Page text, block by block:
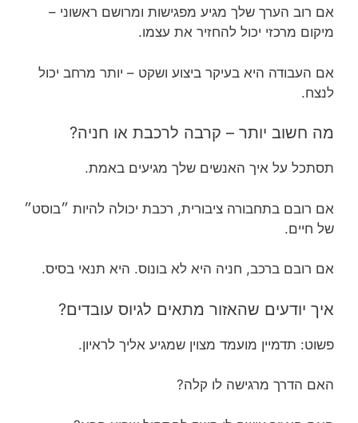
אם רוב הערך שלך מגיע מפגישות ומרושם ראשוני –
מיקום מרכזי יכול להחזיר את עצמו.
אם העבודה היא בעיקר ביצוע ושקט – יותר מרחב יכול
לנצח.
מה חשוב יותר – קרבה לרכבת או חניה?
תסתכל על איך האנשים שלך מגיעים באמת.
אם רובם בתחבורה ציבורית, רכבת יכולה להיות ״בוסט״
של חיים.
אם רובם ברכב, חניה היא לא בונוס. היא תנאי בסיס.
איך יודעים שהאזור מתאים לגיוס עובדים?
פשוט: תדמיין מועמד מצוין שמגיע אליך לראיון.
האם הדרך מרגישה לו קלה?